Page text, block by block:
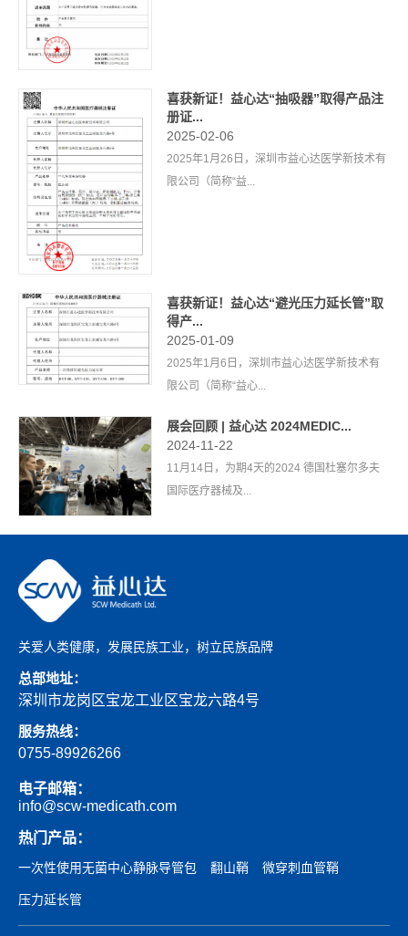
喜获新证！益心达“抽吸器”取得产品注
册证...
2025-02-06
2025年1月26日，深圳市益心达医学新技术有
限公司（简称“益...
喜获新证！益心达“避光压力延长管”取
得产...
2025-01-09
2025年1月6日，深圳市益心达医学新技术有
限公司（简称“益心...
展会回顾 | 益心达 2024MEDIC...
2024-11-22
11月14日，为期4天的2024 德国杜塞尔多夫
国际医疗器械及...
关爱人类健康，发展民族工业，树立民族品牌
总部地址：
深圳市龙岗区宝龙工业区宝龙六路4号
服务热线：
0755-89926266
电子邮箱：
info@scw-medicath.com
热门产品：
一次性使用无菌中心静脉导管包 翻山鞘 微穿刺血管鞘
压力延长管